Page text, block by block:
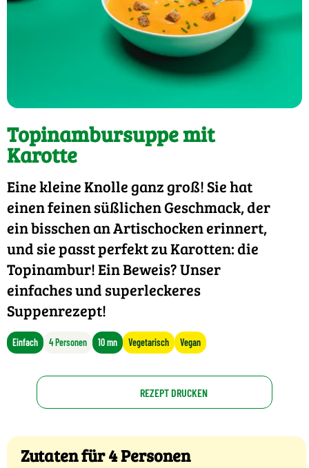
Topinambursuppe mit
Karotte
Eine kleine Knolle ganz groß! Sie hat
einen feinen süßlichen Geschmack, der
ein bisschen an Artischocken erinnert,
und sie passt perfekt zu Karotten: die
Topinambur! Ein Beweis? Unser
einfaches und superleckeres
Suppenrezept!
Einfach 4 Personen 10 mn Vegetarisch Vegan
REZEPT DRUCKEN
Zutaten für 4 Personen